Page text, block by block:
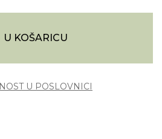
U KOŠARICU
U POSLOVNICI